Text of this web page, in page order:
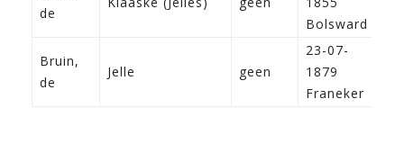
de
Bolsward
Bruin,
de
Jelle geen
23-07-
1879
Franeker